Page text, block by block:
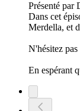
Présenté par
Dans cet
Merdella, et
N'hésitez
En espérant